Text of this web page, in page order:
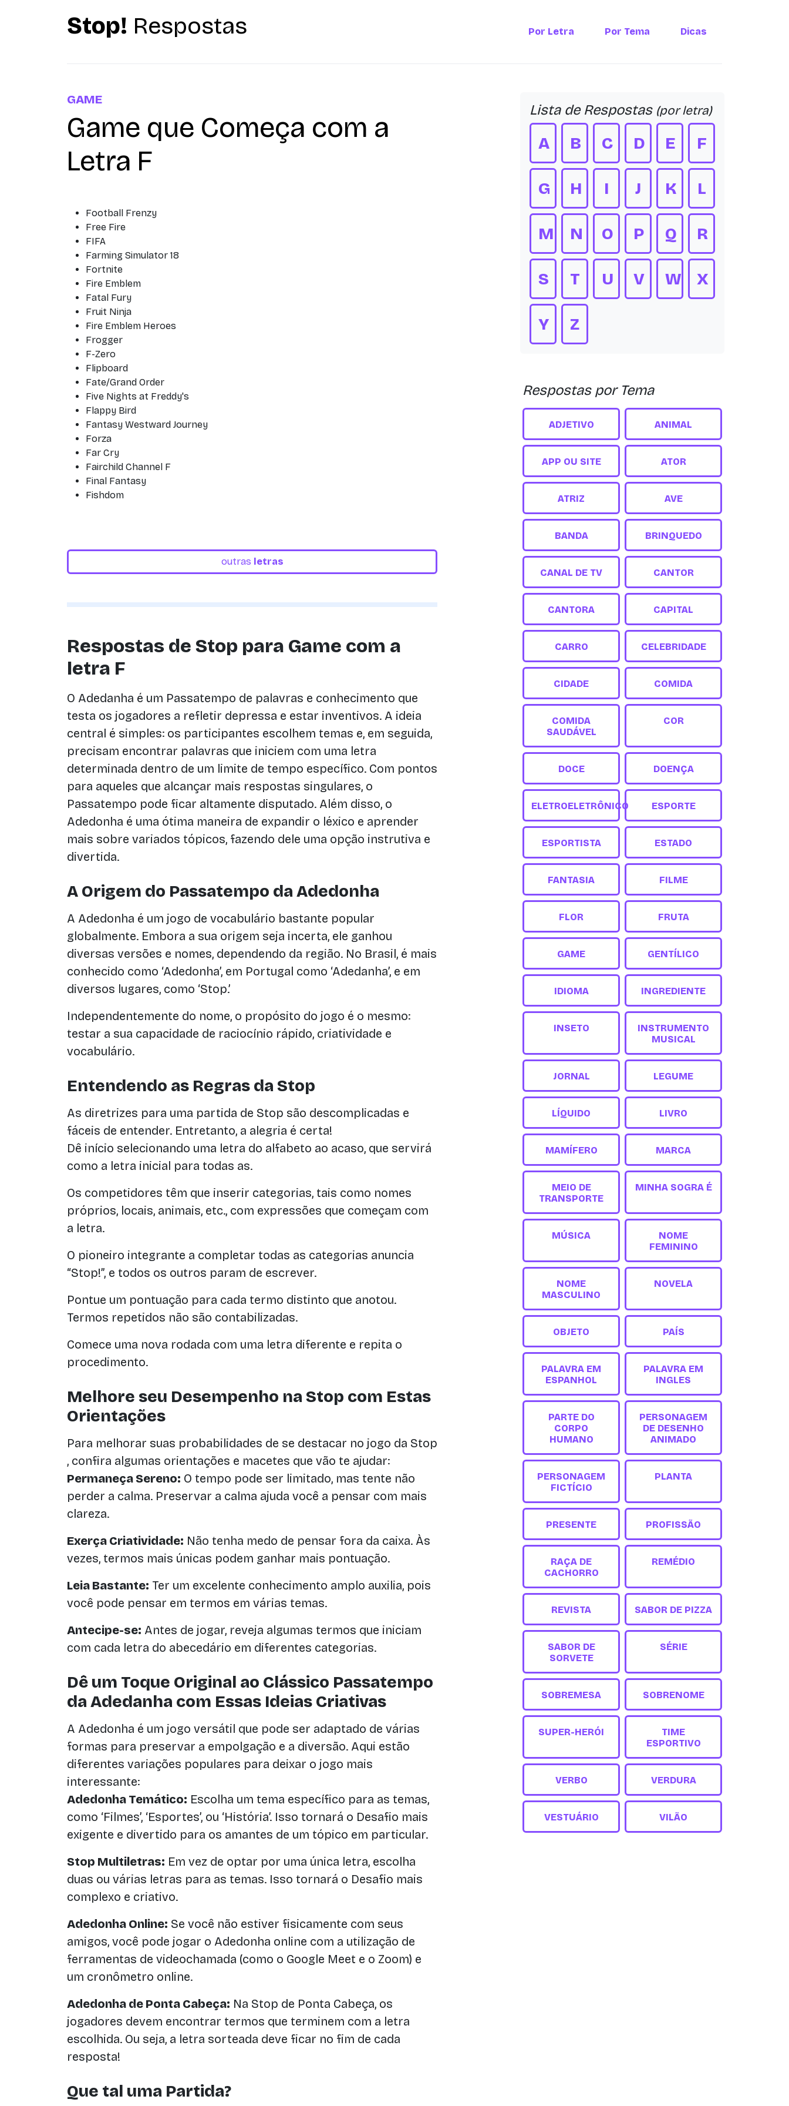
Stop! Respostas Por Letra Por Tema Dicas
GAME
Game que Começa com a
Letra F
Football Frenzy
Free Fire
FIFA
Farming Simulator 18
Fortnite
Fire Emblem
Fatal Fury
Fruit Ninja
Fire Emblem Heroes
Frogger
F-Zero
Flipboard
Fate/Grand Order
Five Nights at Freddy's
Flappy Bird
Fantasy Westward Journey
Forza
Far Cry
Fairchild Channel F
Final Fantasy
Fishdom
outras letras
Respostas de Stop para Game com a
letra F
O Adedanha é um Passatempo de palavras e conhecimento que
testa os jogadores a refletir depressa e estar inventivos. A ideia
central é simples: os participantes escolhem temas e, em seguida,
precisam encontrar palavras que iniciem com uma letra
determinada dentro de um limite de tempo específico. Com pontos
para aqueles que alcançar mais respostas singulares, o
Passatempo pode ficar altamente disputado. Além disso, o
Adedonha é uma ótima maneira de expandir o léxico e aprender
mais sobre variados tópicos, fazendo dele uma opção instrutiva e
divertida.
A Origem do Passatempo da Adedonha
A Adedonha é um jogo de vocabulário bastante popular
globalmente. Embora a sua origem seja incerta, ele ganhou
diversas versões e nomes, dependendo da região. No Brasil, é mais
conhecido como ‘Adedonha’, em Portugal como ‘Adedanha’, e em
diversos lugares, como ‘Stop.’
Independentemente do nome, o propósito do jogo é o mesmo:
testar a sua capacidade de raciocínio rápido, criatividade e
vocabulário.
Entendendo as Regras da Stop
As diretrizes para uma partida de Stop são descomplicadas e
fáceis de entender. Entretanto, a alegria é certa!
Dê início selecionando uma letra do alfabeto ao acaso, que servirá
como a letra inicial para todas as.
Os competidores têm que inserir categorias, tais como nomes
próprios, locais, animais, etc., com expressões que começam com
a letra.
O pioneiro integrante a completar todas as categorias anuncia
“Stop!”, e todos os outros param de escrever.
Pontue um pontuação para cada termo distinto que anotou.
Termos repetidos não são contabilizadas.
Comece uma nova rodada com uma letra diferente e repita o
procedimento.
Melhore seu Desempenho na Stop com Estas
Orientações
Para melhorar suas probabilidades de se destacar no jogo da Stop
, confira algumas orientações e macetes que vão te ajudar:
Permaneça Sereno: O tempo pode ser limitado, mas tente não
perder a calma. Preservar a calma ajuda você a pensar com mais
clareza.
Exerça Criatividade: Não tenha medo de pensar fora da caixa. Às
vezes, termos mais únicas podem ganhar mais pontuação.
Leia Bastante: Ter um excelente conhecimento amplo auxilia, pois
você pode pensar em termos em várias temas.
Antecipe-se: Antes de jogar, reveja algumas termos que iniciam
com cada letra do abecedário em diferentes categorias.
Dê um Toque Original ao Clássico Passatempo
da Adedanha com Essas Ideias Criativas
A Adedonha é um jogo versátil que pode ser adaptado de várias
formas para preservar a empolgação e a diversão. Aqui estão
diferentes variações populares para deixar o jogo mais
interessante:
Adedonha Temático: Escolha um tema específico para as temas,
como ‘Filmes’, ‘Esportes’, ou ‘História’. Isso tornará o Desafio mais
exigente e divertido para os amantes de um tópico em particular.
Stop Multiletras: Em vez de optar por uma única letra, escolha
duas ou várias letras para as temas. Isso tornará o Desafio mais
complexo e criativo.
Adedonha Online: Se você não estiver fisicamente com seus
amigos, você pode jogar o Adedonha online com a utilização de
ferramentas de videochamada (como o Google Meet e o Zoom) e
um cronômetro online.
Adedonha de Ponta Cabeça: Na Stop de Ponta Cabeça, os
jogadores devem encontrar termos que terminem com a letra
escolhida. Ou seja, a letra sorteada deve ficar no fim de cada
resposta!
Que tal uma Partida?
Lista de Respostas (por letra)
A B C D E F
G H I J K L
M N O P Q R
S T U V W X
Y Z
Respostas por Tema
ADJETIVO ANIMAL
APP OU SITE ATOR
ATRIZ AVE
BANDA BRINQUEDO
CANAL DE TV CANTOR
CANTORA CAPITAL
CARRO CELEBRIDADE
CIDADE COMIDA
COMIDA
SAUDÁVEL
COR
DOCE DOENÇA
ELETROELETRÔNICO ESPORTE
ESPORTISTA ESTADO
FANTASIA FILME
FLOR FRUTA
GAME GENTÍLICO
IDIOMA INGREDIENTE
INSETO
INSTRUMENTO
MUSICAL
JORNAL LEGUME
LÍQUIDO LIVRO
MAMÍFERO MARCA
MEIO DE
TRANSPORTE
MINHA SOGRA É
MÚSICA
NOME
FEMININO
NOME
MASCULINO
NOVELA
OBJETO PAÍS
PALAVRA EM
ESPANHOL
PALAVRA EM
INGLES
PARTE DO
CORPO
HUMANO
PERSONAGEM
DE DESENHO
ANIMADO
PERSONAGEM
FICTÍCIO
PLANTA
PRESENTE PROFISSÃO
RAÇA DE
CACHORRO
REMÉDIO
REVISTA SABOR DE PIZZA
SABOR DE
SORVETE
SÉRIE
SOBREMESA SOBRENOME
SUPER-HERÓI
TIME
ESPORTIVO
VERBO VERDURA
VESTUÁRIO VILÃO